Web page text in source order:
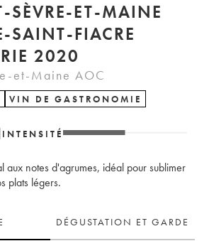
SÈVRE-ET-MAINE
SAINT-FIACRE
HAUTE FÉVRIE 2020
et-Maine AOC
VIN DE GASTRONOMIE
INTENSITÉ
aux notes d'agrumes, idéal pour sublimer
plats légers.
DÉGUSTATION ET GARDE